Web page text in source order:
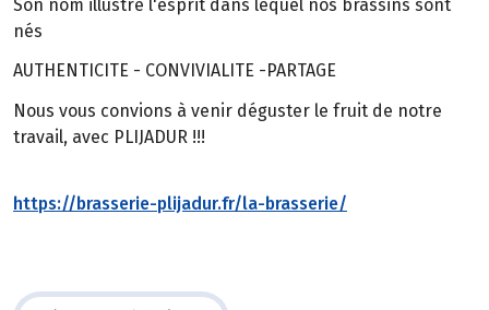
Son nom illustre l'esprit dans lequel nos brassins sont
nés
AUTHENTICITE - CONVIVIALITE -PARTAGE
Nous vous convions à venir déguster le fruit de notre
travail, avec PLIJADUR !!!
https://brasserie-plijadur.fr/la-brasserie/